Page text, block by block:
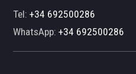
Tel:+34 692500286
WhatsApp:+34 692500286